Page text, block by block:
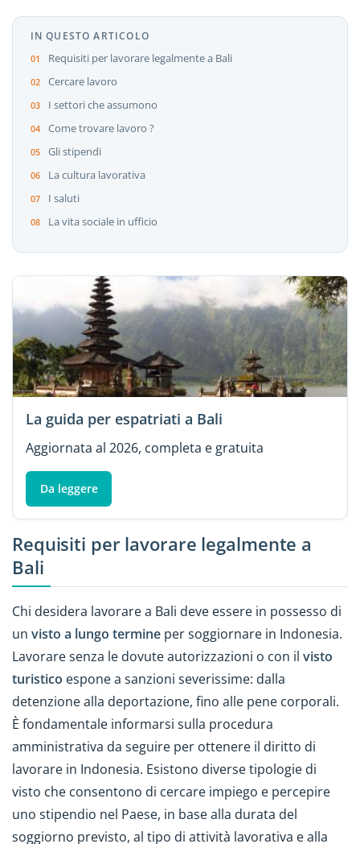
IN QUESTO ARTICOLO
Requisiti per lavorare legalmente a Bali
Cercare lavoro
I settori che assumono
Come trovare lavoro ?
Gli stipendi
La cultura lavorativa
I saluti
La vita sociale in ufficio
La guida per espatriati a Bali
Aggiornata al 2026, completa e gratuita
Da leggere
Requisiti per lavorare legalmente a
Bali
Chi desidera lavorare a Bali deve essere in possesso di
un visto a lungo termine per soggiornare in Indonesia.
Lavorare senza le dovute autorizzazioni o con il visto
turistico espone a sanzioni severissime: dalla
detenzione alla deportazione, fino alle pene corporali.
È fondamentale informarsi sulla procedura
amministrativa da seguire per ottenere il diritto di
lavorare in Indonesia. Esistono diverse tipologie di
visto che consentono di cercare impiego e percepire
uno stipendio nel Paese, in base alla durata del
soggiorno previsto, al tipo di attività lavorativa e alla